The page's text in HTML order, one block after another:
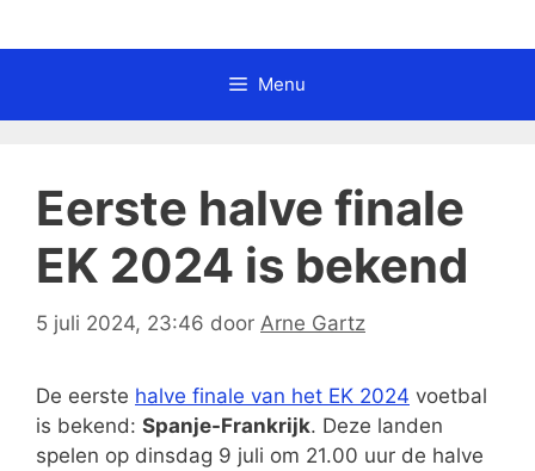
Menu
Eerste halve finale
EK 2024 is bekend
5 juli 2024, 23:46 door Arne Gartz
De eerste halve finale van het EK 2024 voetbal
is bekend: Spanje-Frankrijk. Deze landen
spelen op dinsdag 9 juli om 21.00 uur de halve